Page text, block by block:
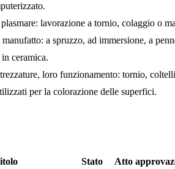
lavorazione a tornio, colaggio o
a spruzzo, ad immersione, a
ceramica.
loro funzionamento: tornio,
per la colorazione delle superfici.
Stato Atto